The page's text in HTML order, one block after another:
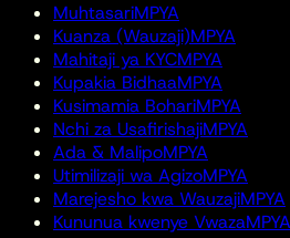
MuhtasariMPYA
Kuanza (Wauzaji)MPYA
Mahitaji ya KYCMPYA
Kupakia BidhaaMPYA
Kusimamia BohariMPYA
Nchi za UsafirishajiMPYA
Ada & MalipoMPYA
Utimilizaji wa AgizoMPYA
Marejesho kwa WauzajiMPYA
Kununua kwenye VwazaMPYA